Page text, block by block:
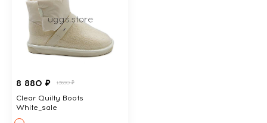
8 880 ₽ 13690 ₽
Clear Quilty Boots
White_sale